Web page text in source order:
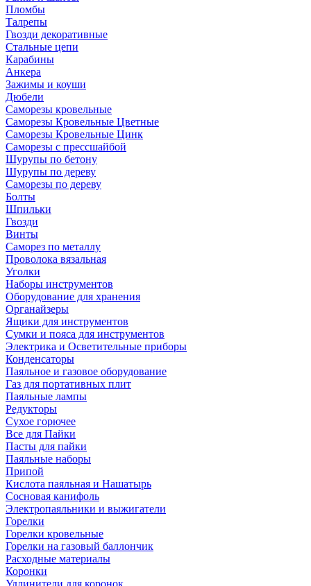
Пломбы
Талрепы
Гвозди декоративные
Стальные цепи
Карабины
Анкера
Зажимы и коуши
Дюбели
Саморезы кровельные
Саморезы Кровельные Цветные
Саморезы Кровельные Цинк
Саморезы с прессшайбой
Шурупы по бетону
Шурупы по дереву
Саморезы по дереву
Болты
Шпильки
Гвозди
Винты
Саморез по металлу
Проволока вязальная
Уголки
Наборы инструментов
Оборудование для хранения
Органайзеры
Ящики для инструментов
Сумки и пояса для инструментов
Электрика и Осветительные приборы
Конденсаторы
Паяльное и газовое оборудование
Газ для портативных плит
Паяльные лампы
Редукторы
Сухое горючее
Все для Пайки
Пасты для пайки
Паяльные наборы
Припой
Кислота паяльная и Нашатырь
Сосновая канифоль
Электропаяльники и выжигатели
Горелки
Горелки кровельные
Горелки на газовый баллончик
Расходные материалы
Коронки
Удлинители для коронок